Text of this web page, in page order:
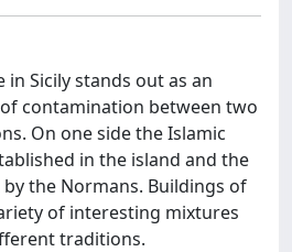
Sicily stands out as an
contamination between two
On one side the Islamic
in the island and the
the Normans. Buildings of
of interesting mixtures
traditions.